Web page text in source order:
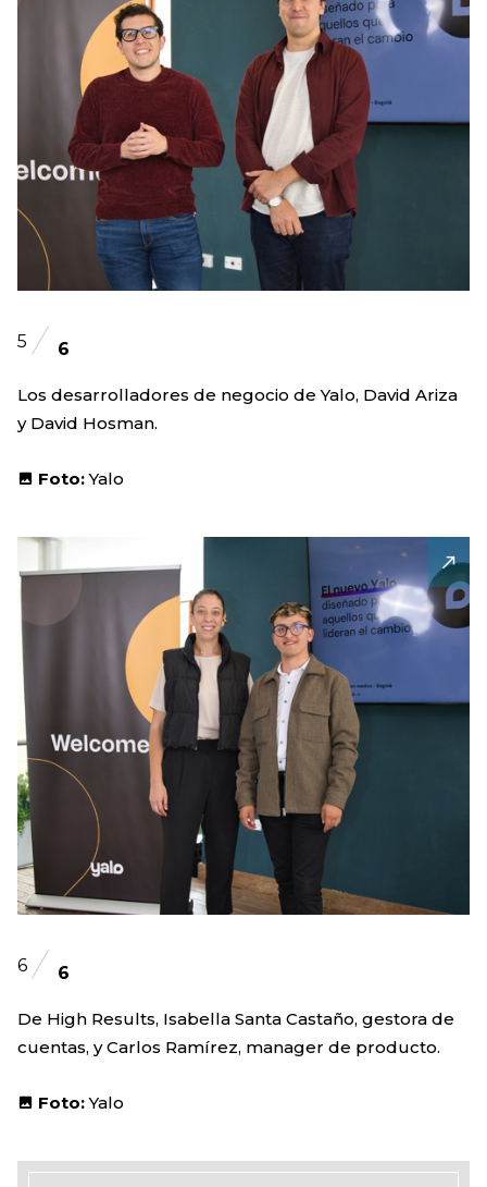
5 6
Los desarrolladores de negocio de Yalo, David Ariza
y David Hosman.
Foto:Yalo
6 6
De High Results, Isabella Santa Castaño, gestora de
cuentas, y Carlos Ramírez, manager de producto.
Foto:Yalo